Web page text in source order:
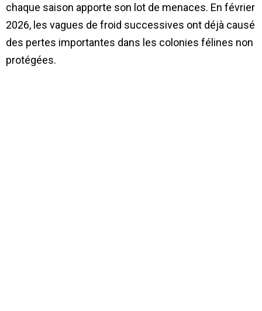
chaque saison apporte son lot de menaces. En février
2026, les vagues de froid successives ont déjà causé
des pertes importantes dans les colonies félines non
protégées.